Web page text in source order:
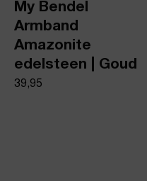
My Bendel
Armband
Amazonite
edelsteen | Goud
39,95